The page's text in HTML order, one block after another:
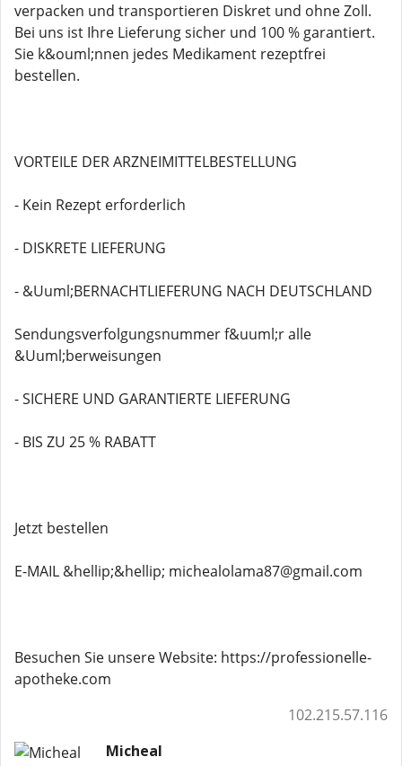
verpacken und transportieren Diskret und ohne Zoll.
Bei uns ist Ihre Lieferung sicher und 100 % garantiert.
Sie k&ouml;nnen jedes Medikament rezeptfrei
bestellen.
VORTEILE DER ARZNEIMITTELBESTELLUNG
- Kein Rezept erforderlich
- DISKRETE LIEFERUNG
- &Uuml;BERNACHTLIEFERUNG NACH DEUTSCHLAND
Sendungsverfolgungsnummer f&uuml;r alle
&Uuml;berweisungen
- SICHERE UND GARANTIERTE LIEFERUNG
- BIS ZU 25 % RABATT
Jetzt bestellen
E-MAIL &hellip;&hellip; michealolama87@gmail.com
Besuchen Sie unsere Website: https://professionelle-
apotheke.com
102.215.57.116
Micheal